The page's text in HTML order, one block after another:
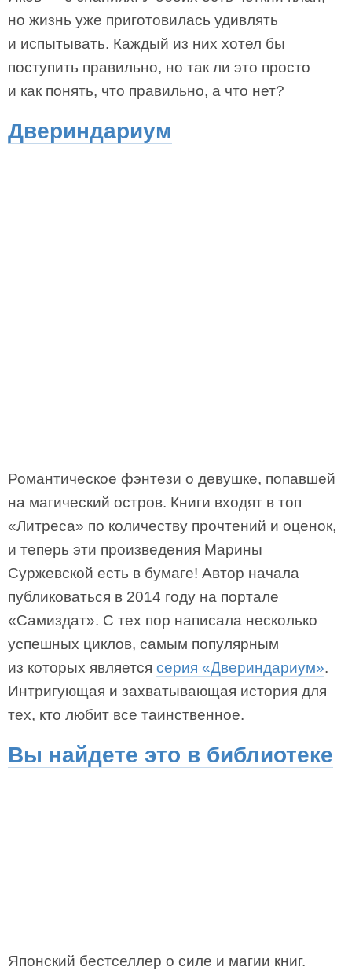
но жизнь уже приготовилась удивлять
и испытывать. Каждый из них хотел бы
поступить правильно, но так ли это просто
и как понять, что правильно, а что нет?
Двериндариум
Романтическое фэнтези о девушке, попавшей
на магический остров. Книги входят в топ
«Литреса» по количеству прочтений и оценок,
и теперь эти произведения Марины
Суржевской есть в бумаге! Автор начала
публиковаться в 2014 году на портале
«Самиздат». С тех пор написала несколько
успешных циклов, самым популярным
из которых является серия «Двериндариум».
Интригующая и захватывающая история для
тех, кто любит все таинственное.
Вы найдете это в библиотеке
Японский бестселлер о силе и магии книг.